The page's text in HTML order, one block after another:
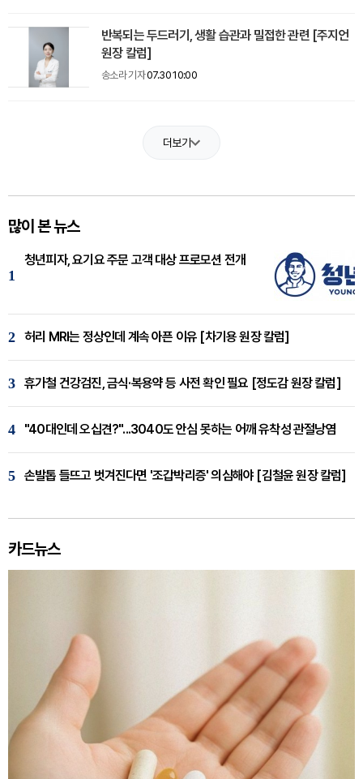
반복되는 두드러기, 생활 습관과 밀접한 관련 [주지언
원장 칼럼]
송소라 기자07.30 10:00
더보기
많이 본 뉴스
1
청년피자, 요기요 주문 고객 대상 프로모션 전개
2 허리 MRI는 정상인데 계속 아픈 이유 [차기용 원장 칼럼]
3 휴가철 건강검진, 금식·복용약 등 사전 확인 필요 [정도감 원장 칼럼]
4 "40대인데 오십견?"...3040도 안심 못하는 어깨 유착성 관절낭염
5 손발톱 들뜨고 벗겨진다면 '조갑박리증' 의심해야 [김철윤 원장 칼럼]
카드뉴스